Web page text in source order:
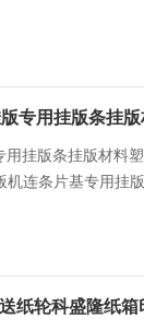
专用挂版条挂
挂版条挂版材料
连条片基专用挂
纸轮科盛隆纸